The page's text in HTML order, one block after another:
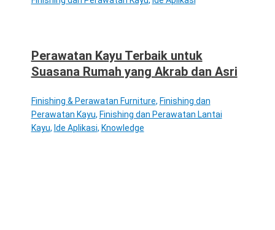
Perawatan Kayu Terbaik untuk
Suasana Rumah yang Akrab dan Asri
Finishing & Perawatan Furniture, Finishing dan
Perawatan Kayu, Finishing dan Perawatan Lantai
Kayu, Ide Aplikasi, Knowledge